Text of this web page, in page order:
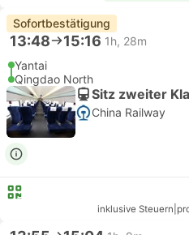
Sofortbestätigung
13:48 15:16 1h, 28m
Yantai
Qingdao North
Sitz zweiter
China Railway
inklusive Steuern